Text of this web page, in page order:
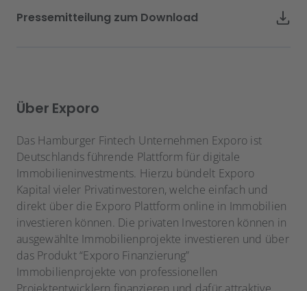
Pressemitteilung zum Download
Über Exporo
Das Hamburger Fintech Unternehmen Exporo ist
Deutschlands führende Plattform für digitale
Immobilieninvestments. Hierzu bündelt Exporo
Kapital vieler Privatinvestoren, welche einfach und
direkt über die Exporo Plattform online in Immobilien
investieren können. Die privaten Investoren können in
ausgewählte Immobilienprojekte investieren und über
das Produkt “Exporo Finanzierung”
Immobilienprojekte von professionellen